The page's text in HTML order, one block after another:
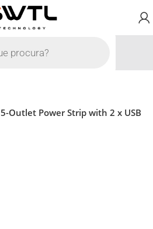
5-Outlet Power Strip with 2 x USB